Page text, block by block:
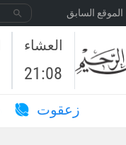
الموقع السابق
العشاء
21:08
زعقوت